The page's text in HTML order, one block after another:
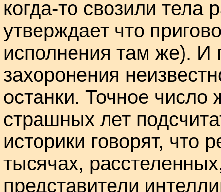
когда-то свозили тела
утверждает что
исполнения там же). И
захоронения
останки. Точное число
страшных лет
историки говорят, что
тысячах,
представители